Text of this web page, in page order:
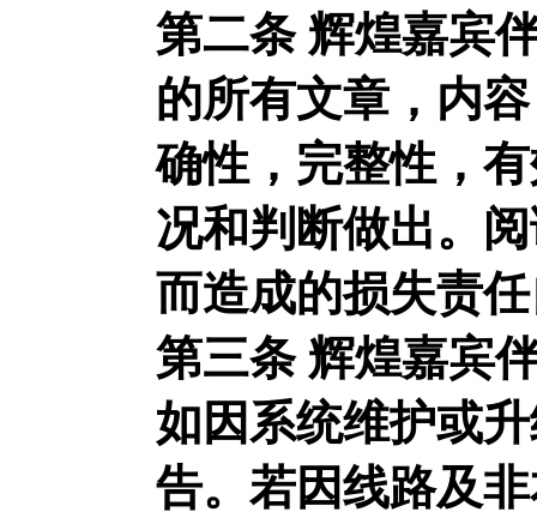
第二条 辉煌嘉宾
的所有文章，内
确性，完整性，
况和判断做出。
而造成的损失责
第三条 辉煌嘉宾
如因系统维护或
告。若因线路及